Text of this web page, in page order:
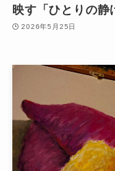
映す「ひとりの静
2026年5月25日